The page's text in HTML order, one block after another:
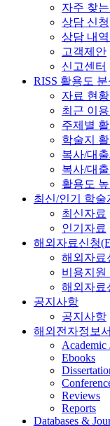
자주 찾
상담 신청
상담 내
고객제안
신고센터
RISS 활용도 분
자료 현황
최근 이
주제별
학술지
복사/대
복사/대
활용도
최신/인기 학술
최신자료
인기자료
해외자료신청
해외자료
비용지원
해외자료
공지사항
공지사항
해외전자정보
Academic
Ebooks
Reviews
Reports
Databases &